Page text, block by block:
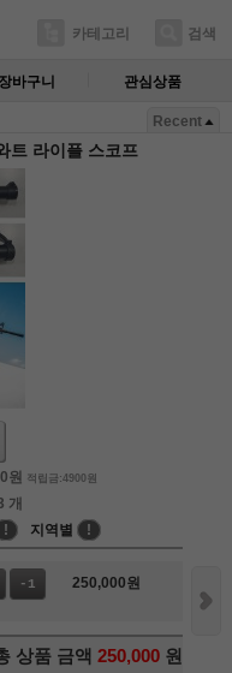
카테고리 검색
장바구니 관심상품
Recent
트 라이플 스코프
원 적립금:4900원
개
! 지역별 !
-1 250,000원
상품 금액 250,000 원